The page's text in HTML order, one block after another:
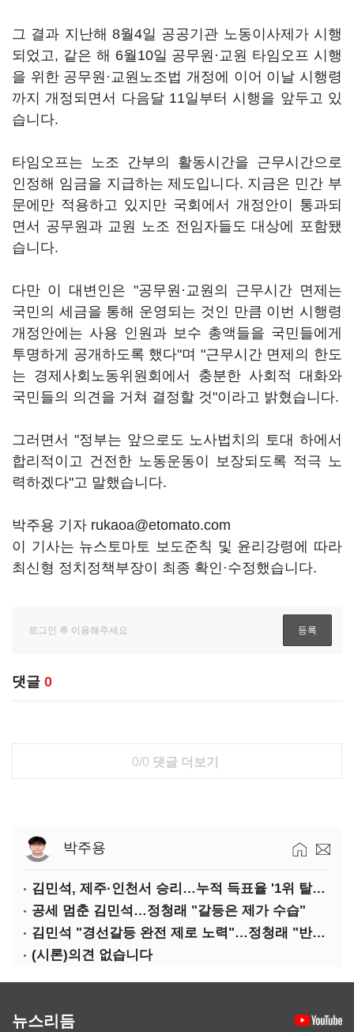
그 결과 지난해 8월4일 공공기관 노동이사제가 시행
되었고, 같은 해 6월10일 공무원·교원 타임오프 시행
을 위한 공무원·교원노조법 개정에 이어 이날 시행령
까지 개정되면서 다음달 11일부터 시행을 앞두고 있
습니다.
타임오프는 노조 간부의 활동시간을 근무시간으로
인정해 임금을 지급하는 제도입니다. 지금은 민간 부
문에만 적용하고 있지만 국회에서 개정안이 통과되
면서 공무원과 교원 노조 전임자들도 대상에 포함됐
습니다.
다만 이 대변인은 "공무원·교원의 근무시간 면제는
국민의 세금을 통해 운영되는 것인 만큼 이번 시행령
개정안에는 사용 인원과 보수 총액들을 국민들에게
투명하게 공개하도록 했다"며 "근무시간 면제의 한도
는 경제사회노동위원회에서 충분한 사회적 대화와
국민들의 의견을 거쳐 결정할 것"이라고 밝혔습니다.
그러면서 "정부는 앞으로도 노사법치의 토대 하에서
합리적이고 건전한 노동운동이 보장되도록 적극 노
력하겠다"고 말했습니다.
박주용 기자 rukaoa@etomato.com
이 기사는 뉴스토마토 보도준칙 및 윤리강령에 따라
최신형 정치정책부장이 최종 확인·수정했습니다.
댓글 0
0/0 댓글 더보기
박주용
김민석, 제주·인천서 승리…누적 득표율 '1위 탈환'(종합)
공세 멈춘 김민석…정청래 "갈등은 제가 수습"
김민석 "경선갈등 완전 제로 노력"…정청래 "반명 공세 사과부터"
(시론)의견 없습니다
뉴스리듬